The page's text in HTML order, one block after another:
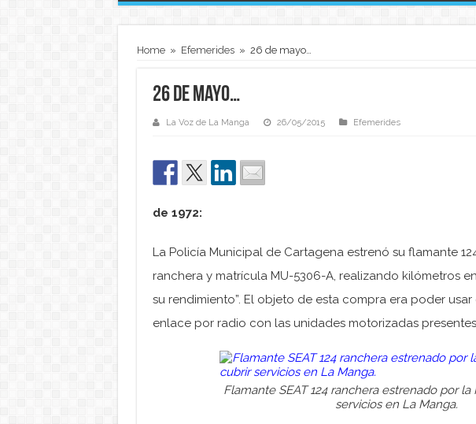
Home » Efemerides » 26 de mayo…
26 de mayo…
La Voz de La Manga 26/05/2015 Efemerides
de 1972:
La Policía Municipal de Cartagena estrenó su flamante
ranchera y matrícula MU-5306-A, realizando kilómetros
su rendimiento”. El objeto de esta compra era poder
enlace por radio con las unidades motorizadas
Flamante SEAT 124 ranchera estrenado por la
servicios en La Manga.